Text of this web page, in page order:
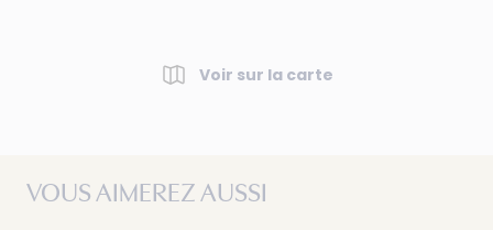
Voir sur la carte
VOUS AIMEREZ AUSSI